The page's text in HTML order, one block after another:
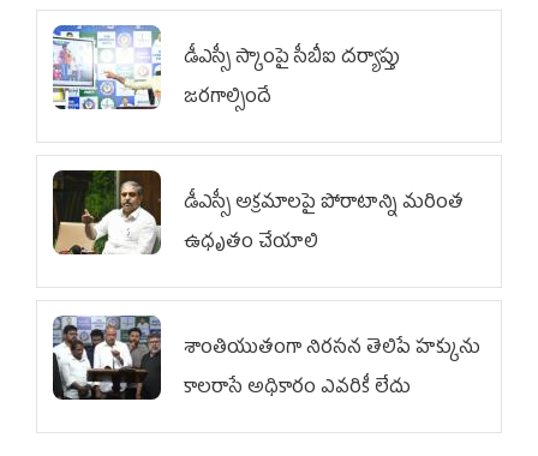
డీఎస్సీ స్కాంపై సీబీఐ దర్యాప్తు
జరగాల్సిందే
డీఎస్సీ అక్రమాలపై పోరాటాన్ని మరింత
ఉధృతం చేయాలి
శాంతియుతంగా నిరసన తెలిపే హక్కును
కాలరాసే అధికారం ఎవరికీ లేదు